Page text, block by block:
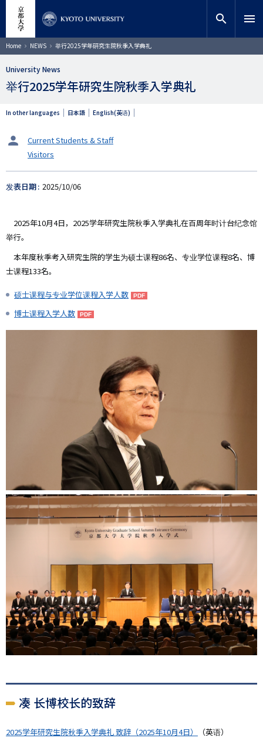
主
要
内
容
网站内搜索 search menu
Home NEWS 举行2025学年研究生院秋季入学典礼
University News
举行2025学年研究生院秋季入学典礼
In other languages 日本語 English(英语)
タ
ッ
ト
Current Students & Staff
Visitors
发表日期 2025/10/06
2025年10月4日，2025学年研究生院秋季入学典礼在百周年时计台纪念馆
举行。
本年度秋季考入研究生院的学生为硕士课程86名、专业学位课程8名、博
士课程133名。
硕士课程与专业学位课程入学人数
博士课程入学人数
凑 长博校长的致辞
2025学年研究生院秋季入学典礼 致辞（2025年10月4日） （英语）